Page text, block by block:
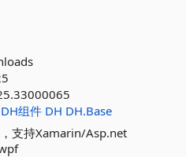
DH组件 DH DH.Base
支持Xamarin/Asp.net